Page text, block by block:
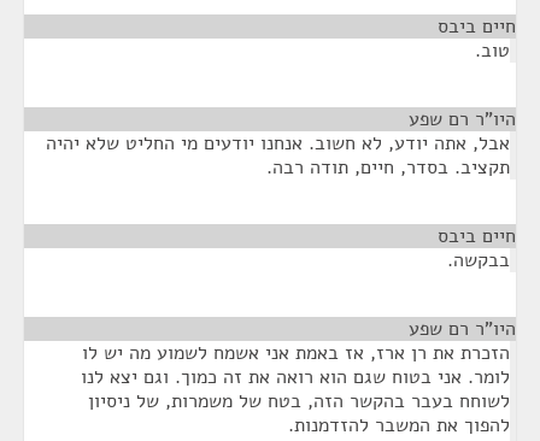
חיים ביבס
טוב.
היו"ר רם שפע
אבל, אתה יודע, לא חשוב. אנחנו יודעים מי החליט שלא יהיה
תקציב. בסדר, חיים, תודה רבה.
חיים ביבס
בבקשה.
היו"ר רם שפע
הזכרת את רן ארז, אז באמת אני אשמח לשמוע מה יש לו
לומר. אני בטוח שגם הוא רואה את זה כמוך. וגם יצא לנו
לשוחח בעבר בהקשר הזה, בטח של משמרות, של ניסיון
להפוך את המשבר להזדמנות.